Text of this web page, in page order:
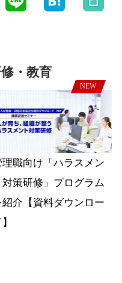
・教育
NEW
理職向け「ハラスメン
対策研修」プログラム
紹介【資料ダウンロー